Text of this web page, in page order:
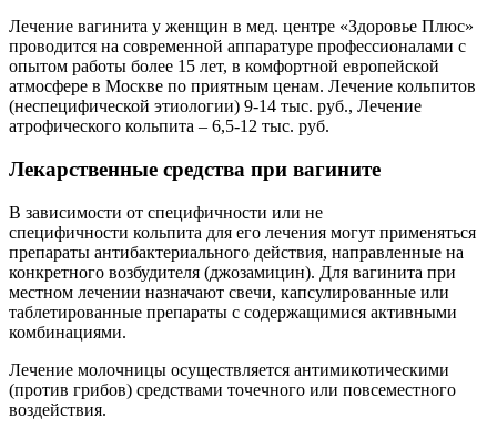
Лечение вагинита у женщин в мед. центре «Здоровье Плюс»
проводится на современной аппаратуре профессионалами с
опытом работы более 15 лет, в комфортной европейской
атмосфере в Москве по приятным ценам. Лечение кольпитов
(неспецифической этиологии) 9-14 тыс. руб., Лечение
атрофического кольпита – 6,5-12 тыс. руб.
Лекарственные средства при вагините
В зависимости от специфичности или не
специфичности кольпита для его лечения могут применяться
препараты антибактериального действия, направленные на
конкретного возбудителя (джозамицин). Для вагинита при
местном лечении назначают свечи, капсулированные или
таблетированные препараты с содержащимися активными
комбинациями.
Лечение молочницы осуществляется антимикотическими
(против грибов) средствами точечного или повсеместного
воздействия.